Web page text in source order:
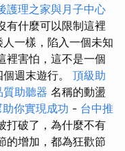
護理之家與月子中心
有什麼可以限制這裡
一樣，陷入一個未知
裡害怕，這不是一個
週末遊行。 頂級助
助聽器 名稱的動盪
你實現成功 - 台中推
打破了，為什麼不有
的增加，都為狂歡節